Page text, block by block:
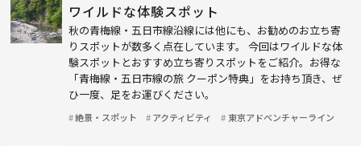
ワイルドな体験スポット
秋の青梅線・五日市線沿線には他にも、お勧めのお立ち寄
りスポットが数多く点在しています。 今回はワイルドな体
験スポットとおすすめ立ち寄りスポットをご紹介。お得な
「青梅線・五日市線の旅 クーポン特典」をお持ち頂き、ぜ
ひ一度、足をお運びください。
絶景・スポット アクティビティ 東京アドベンチャーライン